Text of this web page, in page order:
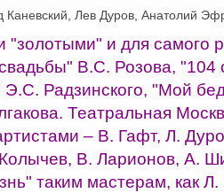
Каневский, Лев Дуров, Анатолий
"золотыми" и для самого
В.С. Розова,
Э.С. Радзинского, "Мой
Театральная
– В. Гафт, Л.
В. Ларионов, А.
таким мастерам, как